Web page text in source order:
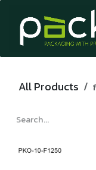
Skip to Content
All Products